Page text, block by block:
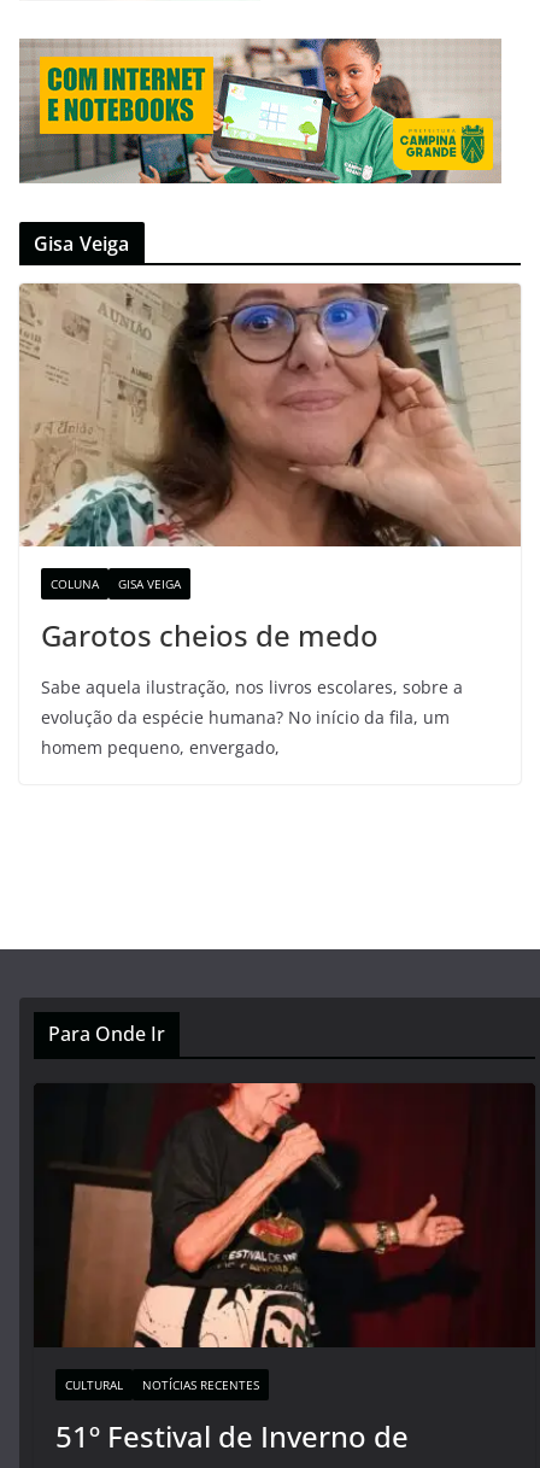
Gisa Veiga
COLUNA GISA VEIGA
Garotos cheios de medo
Sabe aquela ilustração, nos livros escolares, sobre a
evolução da espécie humana? No início da fila, um
homem pequeno, envergado,
Para Onde Ir
CULTURAL NOTÍCIAS RECENTES
51º Festival de Inverno de